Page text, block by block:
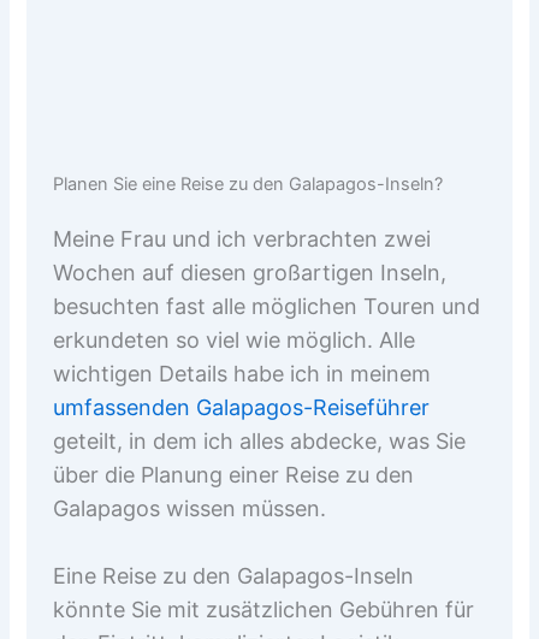
Planen Sie eine Reise zu den Galapagos-Inseln?
Meine Frau und ich verbrachten zwei
Wochen auf diesen großartigen Inseln,
besuchten fast alle möglichen Touren und
erkundeten so viel wie möglich. Alle
wichtigen Details habe ich in meinem
umfassenden Galapagos-Reiseführer
geteilt, in dem ich alles abdecke, was Sie
über die Planung einer Reise zu den
Galapagos wissen müssen.
Eine Reise zu den Galapagos-Inseln
könnte Sie mit zusätzlichen Gebühren für